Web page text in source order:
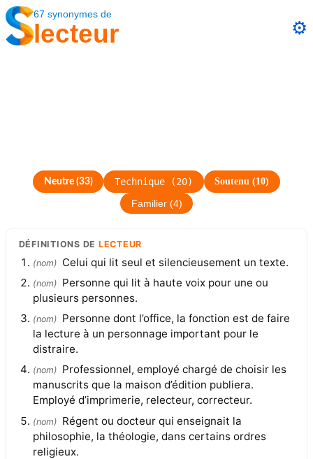
67 synonymes de
lecteur ⚙️
Neutre(33) Technique (20) Soutenu (10)
Familier(4)
DÉFINITIONS DE LECTEUR
(nom) Celui qui lit seul et silencieusement un texte.
(nom) Personne qui lit à haute voix pour une ou
plusieurs personnes.
(nom) Personne dont l’office, la fonction est de faire
la lecture à un personnage important pour le
distraire.
(nom) Professionnel, employé chargé de choisir les
manuscrits que la maison d’édition publiera.
Employé d’imprimerie, relecteur, correcteur.
(nom) Régent ou docteur qui enseignait la
philosophie, la théologie, dans certains ordres
religieux.